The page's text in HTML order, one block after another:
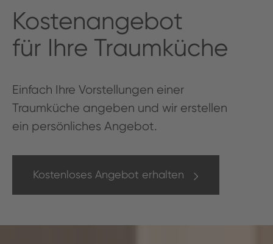
Kos­te­nange­bot
für Ihre Traumküche
Ein­fach Ihre Vorstel­lun­gen ein­er
Traumküche angeben und wir erstellen
ein per­sön­lich­es Angebot.
Kostenloses Angebot erhalten